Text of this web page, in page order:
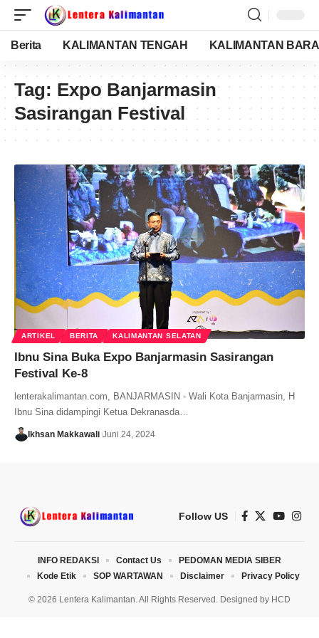
Berita KALIMANTAN TENGAH KALIMANTAN
Tag: Expo Banjarmasin
Sasirangan Festival
ARTIKEL BERITA KALIMANTAN SELATAN
Ibnu Sina Buka Expo Banjarmasin Sasirangan
Festival Ke-8
lenterakalimantan.com, BANJARMASIN - Wali Kota Banjarmasin, H
Ibnu Sina didampingi Ketua Dekranasda…
Ikhsan Makkawali Juni 24, 2024
Follow US
© 2026 Lentera Kalimantan. All Rights Reserved. Designed by HCD
INFO REDAKSI Contact Us
PEDOMAN MEDIA SIBER
Kode Etik
SOP WARTAWAN Disclaimer Privacy Policy